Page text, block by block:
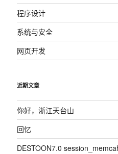
程序设计
系统与安全
网页开发
近期文章
你好，浙江天台山
回忆
DESTOON7.0